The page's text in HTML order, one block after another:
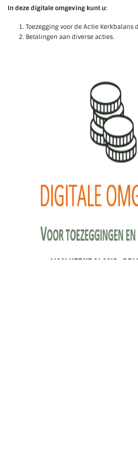
In deze digitale omgeving kunt u:
Toezegging voor de Actie Kerkbalans
Betalingen aan diverse acties.